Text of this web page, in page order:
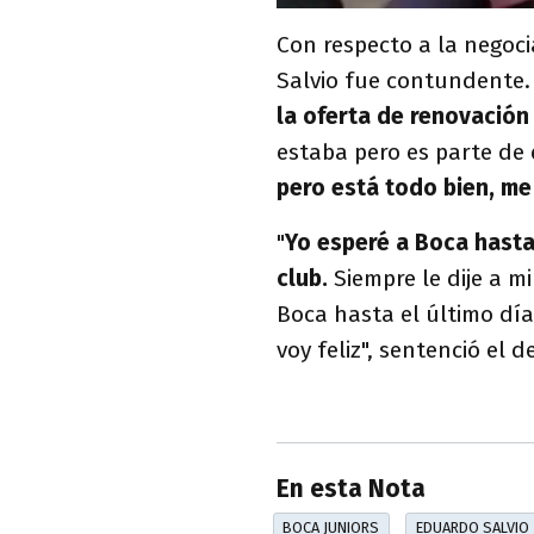
Con respecto a la
Salvio fue
la oferta de
estaba pero es parte
pero está todo bien,
"Yo esperé a Boca
club. Siempre le dije a
Boca hasta el último
voy feliz", sentenció el
En esta Nota
BOCA JUNIORS EDUARDO SALVIO